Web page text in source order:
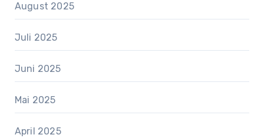
August 2025
Juli 2025
Juni 2025
Mai 2025
April 2025